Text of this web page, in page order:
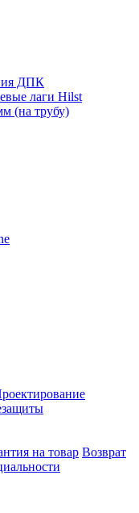
ДПК
лаги Hilst
(на трубу)
на товар Возврат